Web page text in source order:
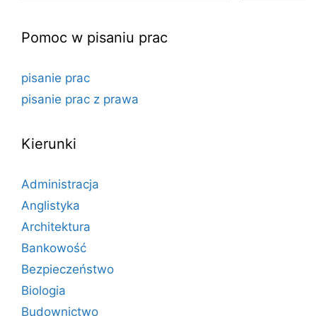
Pomoc w pisaniu prac
pisanie prac
pisanie prac z prawa
Kierunki
Administracja
Anglistyka
Architektura
Bankowość
Bezpieczeństwo
Biologia
Budownictwo